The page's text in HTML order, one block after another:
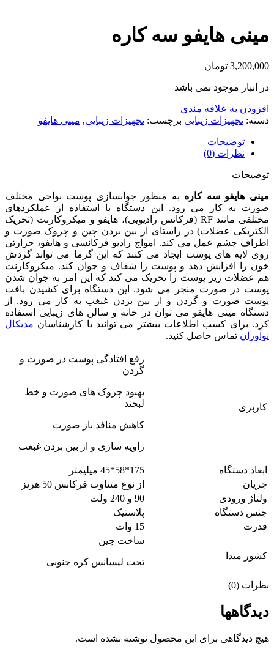
مینی هایفو سه کاره
3,200,000 تومان
در انبار موجود نمی باشد
افزودن به علاقه مندی
دسته: تجهیزات زیبایی برچسب: تجهیزات زیبایی, مینی هایفو
توضیحات
نظرات (0)
توضیحات
مینی هایفو سه کاره به منظور جوانسازی پوست نواحی مختلف
صورت به کار می رود. این دستگاه با استفاده از عملکردهای
مختلفی مانند RF (فرکانس رادیویی)، هایفو و میکروکارنت (تحریک
الکتریکی عضلات) در راستای از بین بردن چین و چروک صورت و
اطراف چشم عمل می کند. امواج رادیو فرکانسی و هایفو، حرارتی
روی لایه های پوست ایجاد می کنند که این گرما می تواند گردش
خون را افزایش دهد و پوست را شفاف و جوان کند. میکروکارنت
هم عضلات زیر پوست را تحریک می کند که این امر به جوان شدن
پوست در صورت منجر می شود. این دستگاه برای کشیدن بافت
پوست صورت و گردن و از بین بردن غبغب به کار می رود. از
دستگاه مینی هایفو می توان در خانه و سالن های زیبایی استفاده
کرد. برای کسب اطلاعات بیشتر می توانید با کارشناسان مدیکال
نوآوران تماس حاصل کنید.
کاربری
رفع افتادگی پوست در صورت و
گردن
بهبود چروک های صورت و خط
لبخند
کاهش منافذ باز صورت
زاویه سازی و از بین بردن غبغب
ابعاد دستگاه
175*58*45 میلیمتر
جریان
از نوع متناوب فرکانس 50 هرتز
ولتاژ ورودی
90 و 240 ولت
جنس دستگاه
پلاستیک
قدرت
15 وات
کشور مبدا
ساخت چین
تحت لیسانس کره جنوبی
نظرات (0)
دیدگاهها
هیچ دیدگاهی برای این محصول نوشته نشده است.